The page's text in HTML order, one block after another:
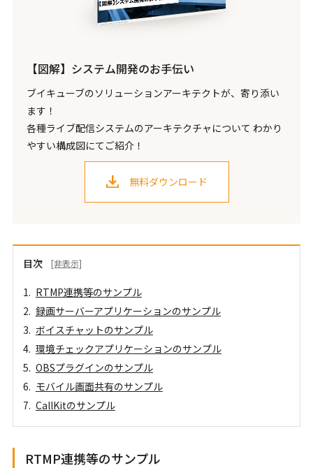
【図解】システム開発のお手伝い
ブイキューブのソリューションアーキテクトが、寄り添い
ます！
各種ライブ配信システムのアーキテクチャについて わかり
やすい構成図にてご紹介！
無料ダウンロード
目次 [非表示]
RTMP連携等のサンプル
録画サーバーアプリケーションのサンプル
ボイスチャットのサンプル
環境チェックアプリケーションのサンプル
OBSプラグインのサンプル
モバイル画面共有のサンプル
CallKitのサンプル
RTMP連携等のサンプル